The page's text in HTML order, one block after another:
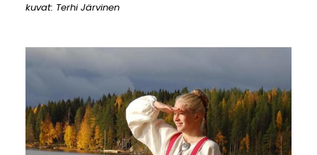
kuvat: Terhi Järvinen